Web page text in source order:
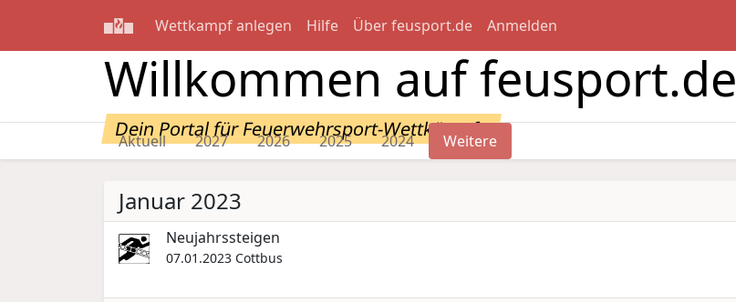
Wettkampf anlegen Hilfe Über feusport.de Anmelden
Willkommen auf feusport.de
Dein Portal für Feuerwehrsport-Wettkämpfe
Aktuell 2027 2026 2025 2024 Weitere
Januar 2023
Neujahrssteigen
07.01.2023 Cottbus